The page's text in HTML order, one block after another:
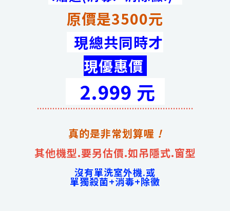
原價是3500元
現總共同時才
現優惠價
2.999 元
.............................................................
真的是非常划算喔 !
其他機型.要另估價.如吊隱式.窗型
沒有單洗室外機.或
單獨殺菌+消毒+除黴